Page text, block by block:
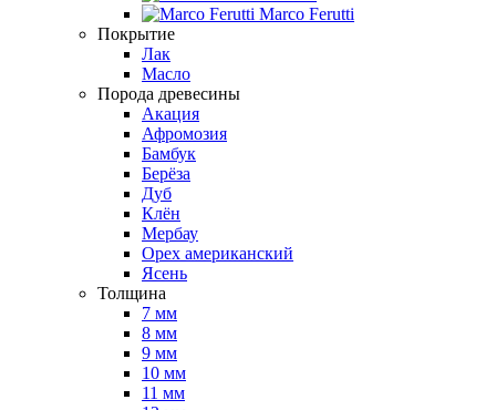
Marco Ferutti
Покрытие
Лак
Масло
Порода древесины
Акация
Афромозия
Бамбук
Берёза
Дуб
Клён
Мербау
Орех американский
Ясень
Толщина
7 мм
8 мм
9 мм
10 мм
11 мм